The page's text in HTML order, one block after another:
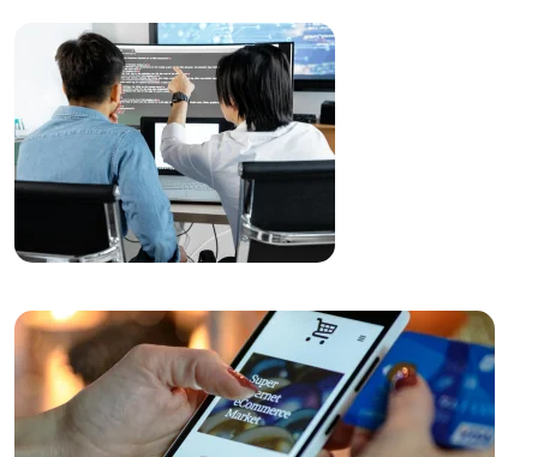
Ödeme Seçeneklerinin Gösterimi: Web Tasarımında
Etkili Bir Adım
Parallax Web Tasarım: Dijital Dünyada Derinlik ve
Hareketin Buluşması
Yaratıcı Web Tasarımın Önemi ve Etkileri
Yemek Servisi İçin Logo Tasarımı: Profesyonel ve
Mobil Uygulama Başarısını Ölçme: İşte En Etkili
Yöntemler
Responsive Web Tasarım Nedir?